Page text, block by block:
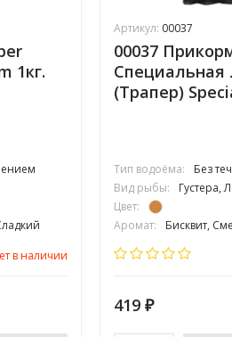
1кг.
в наличии
Артикул: 00037
00037
Специальная
(Трапер)
Тип водоёма:
Без
Вид рыбы:
Густера,
Цвет:
Аромат:
Бисквит,
Фракция:
Средняя
419 ₽